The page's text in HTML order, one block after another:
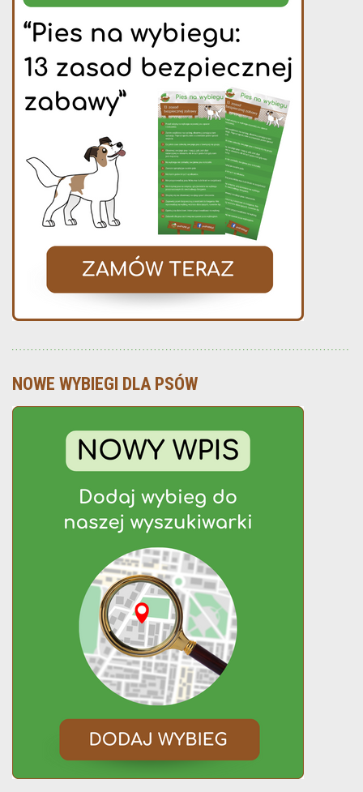
NOWE WYBIEGI DLA PSÓW